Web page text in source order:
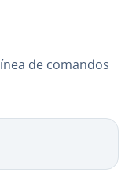
de comandos